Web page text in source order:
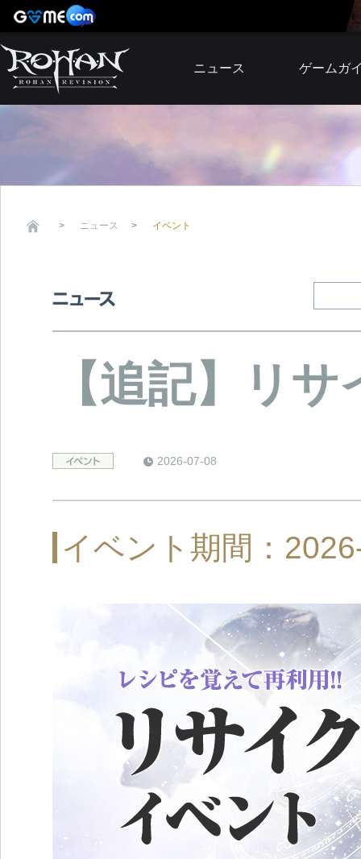
ニュース
アップデート
ゲームガ
ニュース イベント
【追記】リ
2026-07-08
イベント期間：